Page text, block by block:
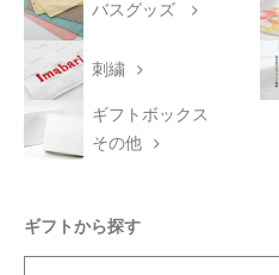
バスグッズ
刺繍
ギフトボックス
その他
ギフトから探す